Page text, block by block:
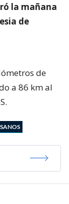
la mañana
de
de
a 86 km al